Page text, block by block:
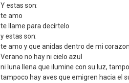
Y estas son:
te amo
te llame para decírtelo
y estas son:
te amo y que anidas dentro de mi corazon
Verano no hay ni cielo azul
ni luna llena que ilumine con su luz,
tampoco hay aves que emigren hacia el